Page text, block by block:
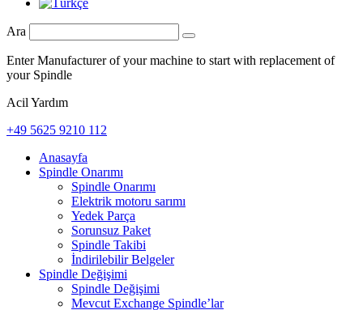
Ara
Enter Manufacturer of your machine to start with replacement of
your Spindle
Acil Yardım
+49 5625 9210 112
Anasayfa
Spindle Onarımı
Spindle Onarımı
Elektrik motoru sarımı
Yedek Parça
Sorunsuz Paket
Spindle Takibi
İndirilebilir Belgeler
Spindle Değişimi
Spindle Değişimi
Mevcut Exchange Spindle’lar